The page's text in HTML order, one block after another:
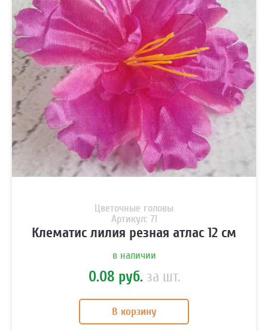
Цветочные головы
Артикул: 71
Клематис лилия резная атлас 12 см
в наличии
0.08 руб. за шт.
В корзину